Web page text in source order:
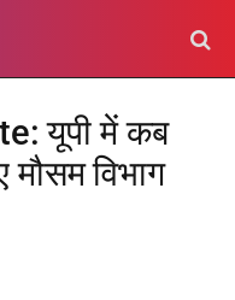
यूपी में कब
मौसम विभाग